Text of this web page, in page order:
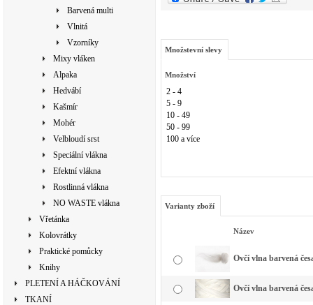
Barvená multi
Vlnitá
Vzorníky
Mixy vláken
Alpaka
Hedvábí
Kašmír
Mohér
Velbloudí srst
Speciální vlákna
Efektní vlákna
Rostlinná vlákna
NO WASTE vlákna
Vřetánka
Kolovrátky
Praktické pomůcky
Knihy
PLETENÍ A HÁČKOVÁNÍ
TKANÍ
Množstevní slevy
Množství
2 - 4
5 - 9
10 - 49
50 - 99
100 a více
Varianty zboží
Název
Ovčí vlna barvená
Ovčí vlna barvená